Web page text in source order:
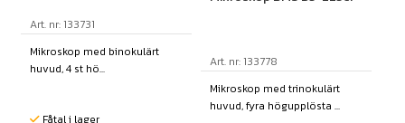
Art. nr: 133731
Mikroskop med binokulärt
huvud, 4 st hö...
Fåtal i lager
Art. nr: 133778
Mikroskop med trinokulärt
huvud, fyra högupplösta ...